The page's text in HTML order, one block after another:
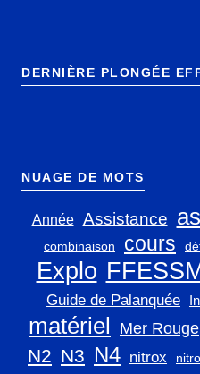
DERNIÈRE PLONGÉE
NUAGE DE MOTS
Année Assistance
combinaison cours
Explo
Guide de Palanquée
matériel Mer Rouge
N2 N3 N4 nitrox